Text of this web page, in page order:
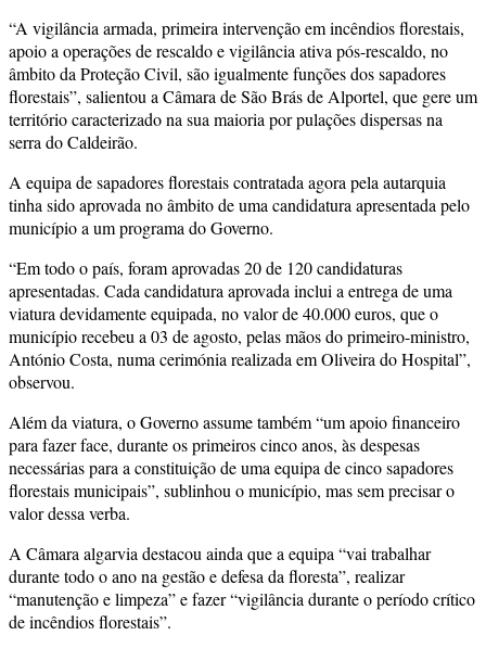
“A vigilância armada, primeira intervenção em incêndios florestais,
apoio a operações de rescaldo e vigilância ativa pós-rescaldo, no
âmbito da Proteção Civil, são igualmente funções dos sapadores
florestais”, salientou a Câmara de São Brás de Alportel, que gere um
território caracterizado na sua maioria por pulações dispersas na
serra do Caldeirão.
A equipa de sapadores florestais contratada agora pela autarquia
tinha sido aprovada no âmbito de uma candidatura apresentada pelo
município a um programa do Governo.
“Em todo o país, foram aprovadas 20 de 120 candidaturas
apresentadas. Cada candidatura aprovada inclui a entrega de uma
viatura devidamente equipada, no valor de 40.000 euros, que o
município recebeu a 03 de agosto, pelas mãos do primeiro-ministro,
António Costa, numa cerimónia realizada em Oliveira do Hospital”,
observou.
Além da viatura, o Governo assume também “um apoio financeiro
para fazer face, durante os primeiros cinco anos, às despesas
necessárias para a constituição de uma equipa de cinco sapadores
florestais municipais”, sublinhou o município, mas sem precisar o
valor dessa verba.
A Câmara algarvia destacou ainda que a equipa “vai trabalhar
durante todo o ano na gestão e defesa da floresta”, realizar
“manutenção e limpeza” e fazer “vigilância durante o período crítico
de incêndios florestais”.